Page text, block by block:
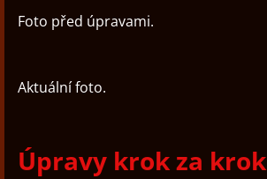
Foto před úpravami.
Aktuální foto.
Úpravy krok za